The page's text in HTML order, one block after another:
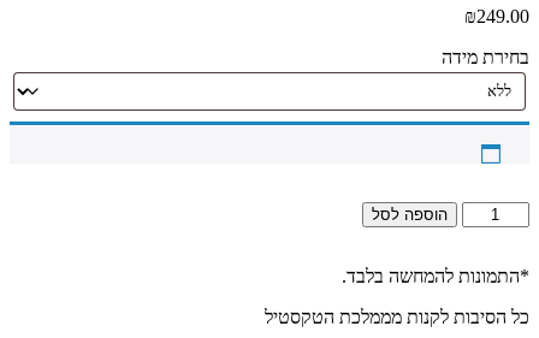
₪249.00
בחירת מידה
כמות
של
–
אשת
הוספה לסל
*התמונות להמחשה בלבד.
כל הסיבות לקנות מממלכת הטקסטיל